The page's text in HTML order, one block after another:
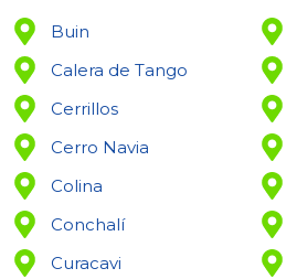
Buin
Calera de Tango
Cerrillos
Cerro Navia
Colina
Conchalí
Curacavi